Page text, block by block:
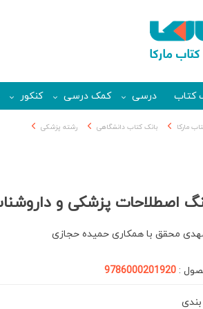
کتاب درسی کمک درسی کنکور
مارکا بانک کتاب دانشگاهی رشته پزشکی
اصطلاحات پزشکی و
محقق با همکاری حمیده حجازی
:
9786000201920